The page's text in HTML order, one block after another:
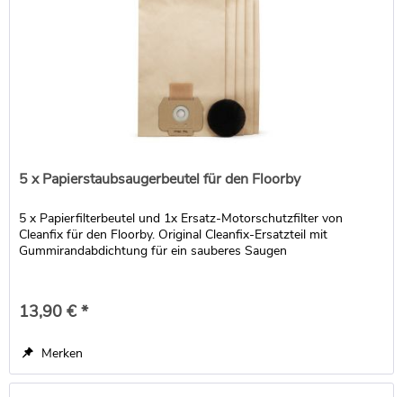
5 x Papierstaubsaugerbeutel für den Floorby
5 x Papierfilterbeutel und 1x Ersatz-Motorschutzfilter von
Cleanfix für den Floorby. Original Cleanfix-Ersatzteil mit
Gummirandabdichtung für ein sauberes Saugen
13,90 € *
Merken